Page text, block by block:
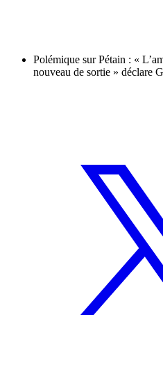
Polémique sur Pétain : «
nouveau de sortie » déclare